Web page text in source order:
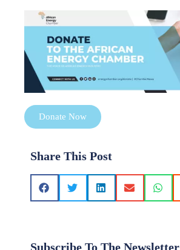
Donate Now
Share This Post
Subscribe To The Newsletter